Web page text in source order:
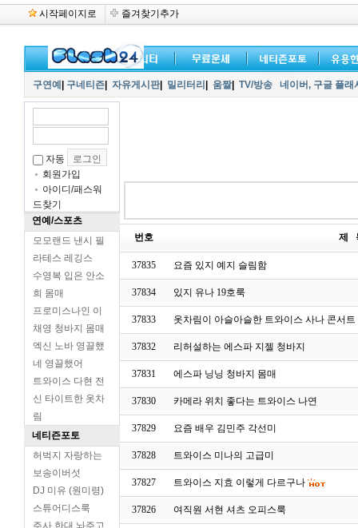
시작페이지로 즐겨찾기추가
구연예 구네티즌 자유게시판| 밀리터리 움짤| TV/방송 네이버, 구글 플
자동
회원가입
아이디/패스워
드찾기
연예/스포츠
모모랜드 낸시 필
라테스 레깅스
수영복 입은 안소
희 몸매
프로미스나인 이
채영 청바지 몸매
엑신 노바 영끌했
네 영끌했어
트와이스 다현 전
신 타이트한 옷차
림
네티즌포토
허벅지 자랑하는
보송이버섯
DJ 미유 (원미령)
스튜어디스룩
주사 한대 놔주고
번호 제
37835 요즘 있지 예지 슬림함
37834 있지 유나 19호룩
37833 옷차림이 아슬아슬한 트와이스 사나 콘서트
37832 리허설하는 에스파 지젤 청바지
37831 에스파 닝닝 청바지 몸매
37830 카메라 위치 좋다는 트와이스 나연
37829 요즘 배우 김민주 각선미
37828 트와이스 미나의 고급미
37827 트와이스 지효 이렇게 다르구나
37826 여직원 서현 셔츠 오피스룩